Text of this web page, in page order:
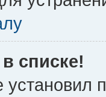
списке!
установил